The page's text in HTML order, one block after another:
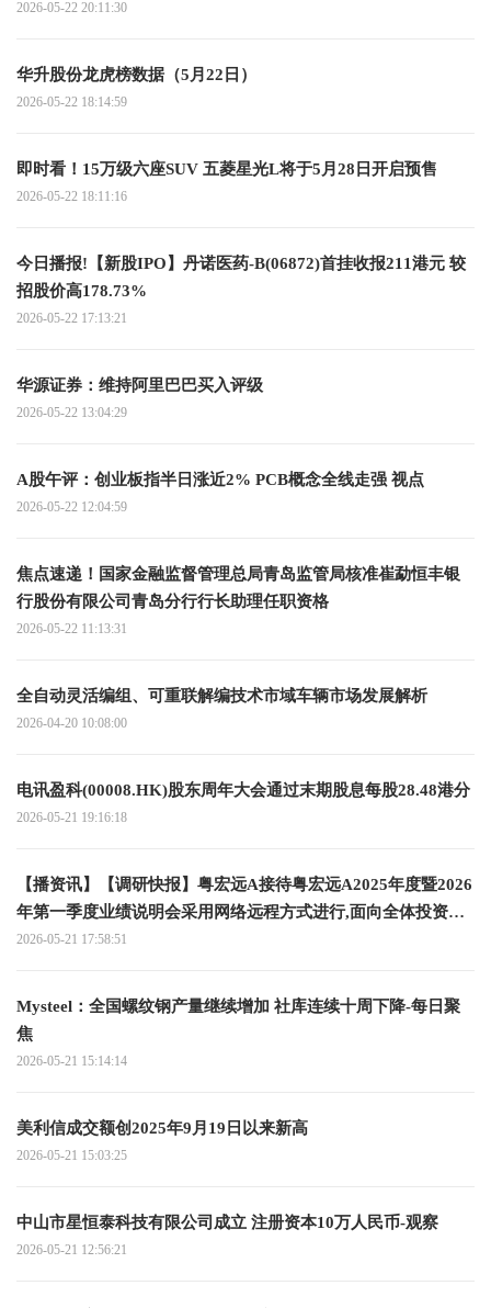
2026-05-22 20:11:30
华升股份龙虎榜数据（5月22日）
2026-05-22 18:14:59
即时看！15万级六座SUV 五菱星光L将于5月28日开启预售
2026-05-22 18:11:16
今日播报!【新股IPO】丹诺医药-B(06872)首挂收报211港元 较
招股价高178.73%
2026-05-22 17:13:21
华源证券：维持阿里巴巴买入评级
2026-05-22 13:04:29
A股午评：创业板指半日涨近2% PCB概念全线走强 视点
2026-05-22 12:04:59
焦点速递！国家金融监督管理总局青岛监管局核准崔勐恒丰银
行股份有限公司青岛分行行长助理任职资格
2026-05-22 11:13:31
全自动灵活编组、可重联解编技术市域车辆市场发展解析
2026-04-20 10:08:00
电讯盈科(00008.HK)股东周年大会通过末期股息每股28.48港分
2026-05-21 19:16:18
【播资讯】【调研快报】粤宏远A接待粤宏远A2025年度暨2026
年第一季度业绩说明会采用网络远程方式进行,面向全体投资者
调研
2026-05-21 17:58:51
Mysteel：全国螺纹钢产量继续增加 社库连续十周下降-每日聚
焦
2026-05-21 15:14:14
美利信成交额创2025年9月19日以来新高
2026-05-21 15:03:25
中山市星恒泰科技有限公司成立 注册资本10万人民币-观察
2026-05-21 12:56:21